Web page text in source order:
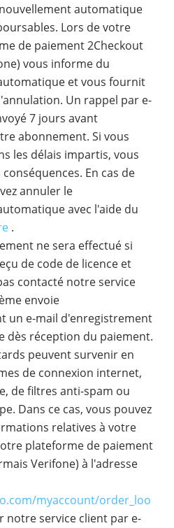
automatique
Lors de votre
de paiement 2Checkout
vous informe du
et vous fournit
Un rappel par e-
7 jours avant
abonnement. Si vous
les délais impartis, vous
En cas de
annuler le
avec l'aide du
.
ne sera effectué si
de code de licence et
contacté notre service
envoie
un e-mail d'enregistrement
dès réception du paiement.
peuvent survenir en
de connexion internet,
de filtres anti-spam ou
Dans ce cas, vous pouvez
relatives à votre
plateforme de paiement
Verifone) à l'adresse
myaccount/order_loo
notre service client par e-